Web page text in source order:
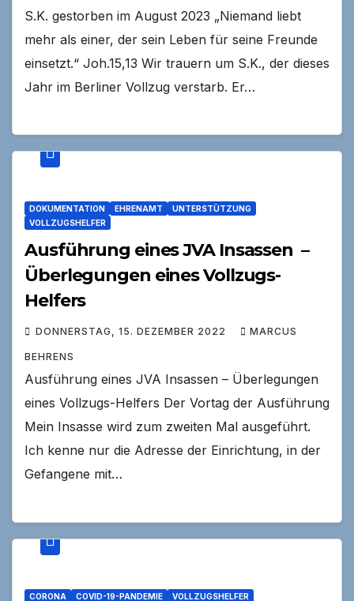
S.K. gestorben im August 2023 „Niemand liebt
mehr als einer, der sein Leben für seine Freunde
einsetzt.“ Joh.15,13 Wir trauern um S.K., der dieses
Jahr im Berliner Vollzug verstarb. Er…
DOKUMENTATION EHRENAMT
UNTERSTÜTZUNG
VOLLZUGSHELFER
Ausführung eines JVA Insassen –
Überlegungen eines Vollzugs-
Helfers
DONNERSTAG, 15. DEZEMBER 2022 MARCUS
BEHRENS
Ausführung eines JVA Insassen – Überlegungen
eines Vollzugs-Helfers Der Vortag der Ausführung
Mein Insasse wird zum zweiten Mal ausgeführt.
Ich kenne nur die Adresse der Einrichtung, in der
Gefangene mit…
CORONA COVID-19-PANDEMIE VOLLZUGSHELFER